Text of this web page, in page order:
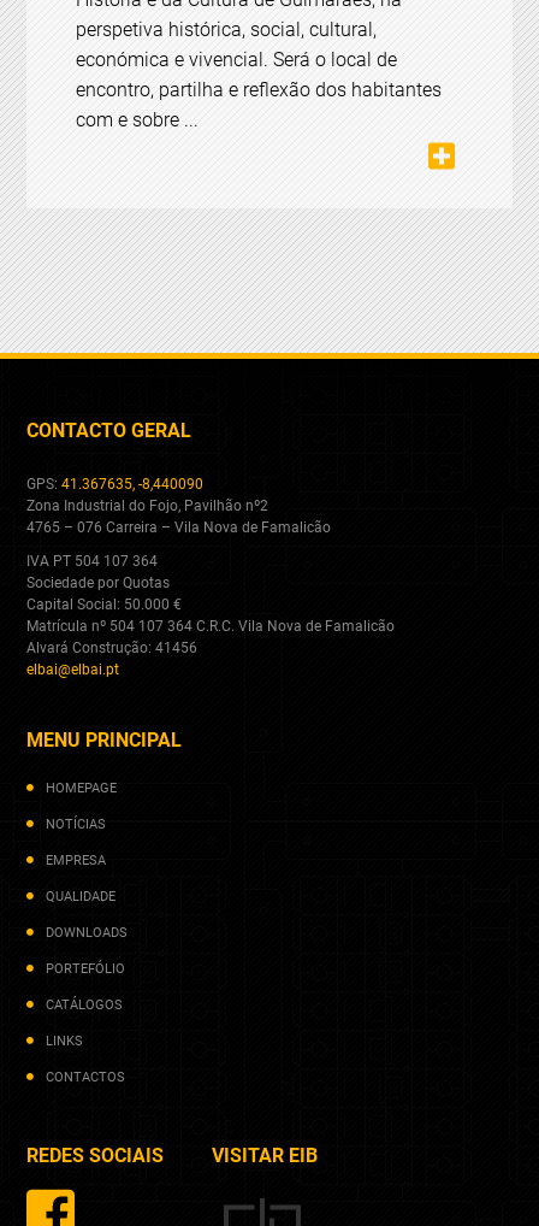
perspetiva histórica, social, cultural,
económica e vivencial. Será o local de
encontro, partilha e reflexão dos habitantes
com e sobre ...
CONTACTO GERAL
GPS:41.367635, -8,440090
Zona Industrial do Fojo, Pavilhão nº2
4765 – 076 Carreira – Vila Nova de Famalicão
IVA PT 504 107 364
Sociedade por Quotas
Capital Social: 50.000 €
Matrícula nº 504 107 364 C.R.C. Vila Nova de Famalicão
Alvará Construção: 41456
elbai@elbai.pt
MENU PRINCIPAL
HOMEPAGE
NOTÍCIAS
EMPRESA
QUALIDADE
DOWNLOADS
PORTEFÓLIO
CATÁLOGOS
LINKS
CONTACTOS
REDES SOCIAIS VISITAR EIB